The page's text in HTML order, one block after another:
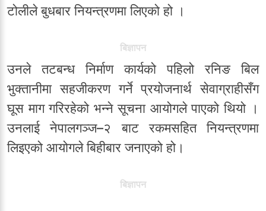
टोलीले बुधबार नियन्त्रणमा लिएको हो ।
बिज्ञापन
उनले तटबन्ध निर्माण कार्यको पहिलो रनिङ बिल
भुक्तानीमा सहजीकरण गर्ने प्रयोजनार्थ सेवाग्राहीसँग
घूस माग गरिरहेको भन्ने सूचना आयोगले पाएको थियो ।
उनलाई नेपालगञ्ज–२ बाट रकमसहित नियन्त्रणमा
लिइएको आयोगले बिहीबार जनाएको हो।
बिज्ञापन